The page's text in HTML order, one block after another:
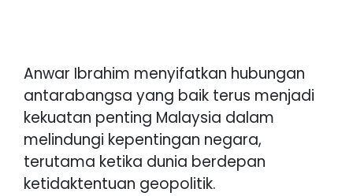
Anwar Ibrahim menyifatkan hubungan
antarabangsa yang baik terus menjadi
kekuatan penting Malaysia dalam
melindungi kepentingan negara,
terutama ketika dunia berdepan
ketidaktentuan geopolitik.